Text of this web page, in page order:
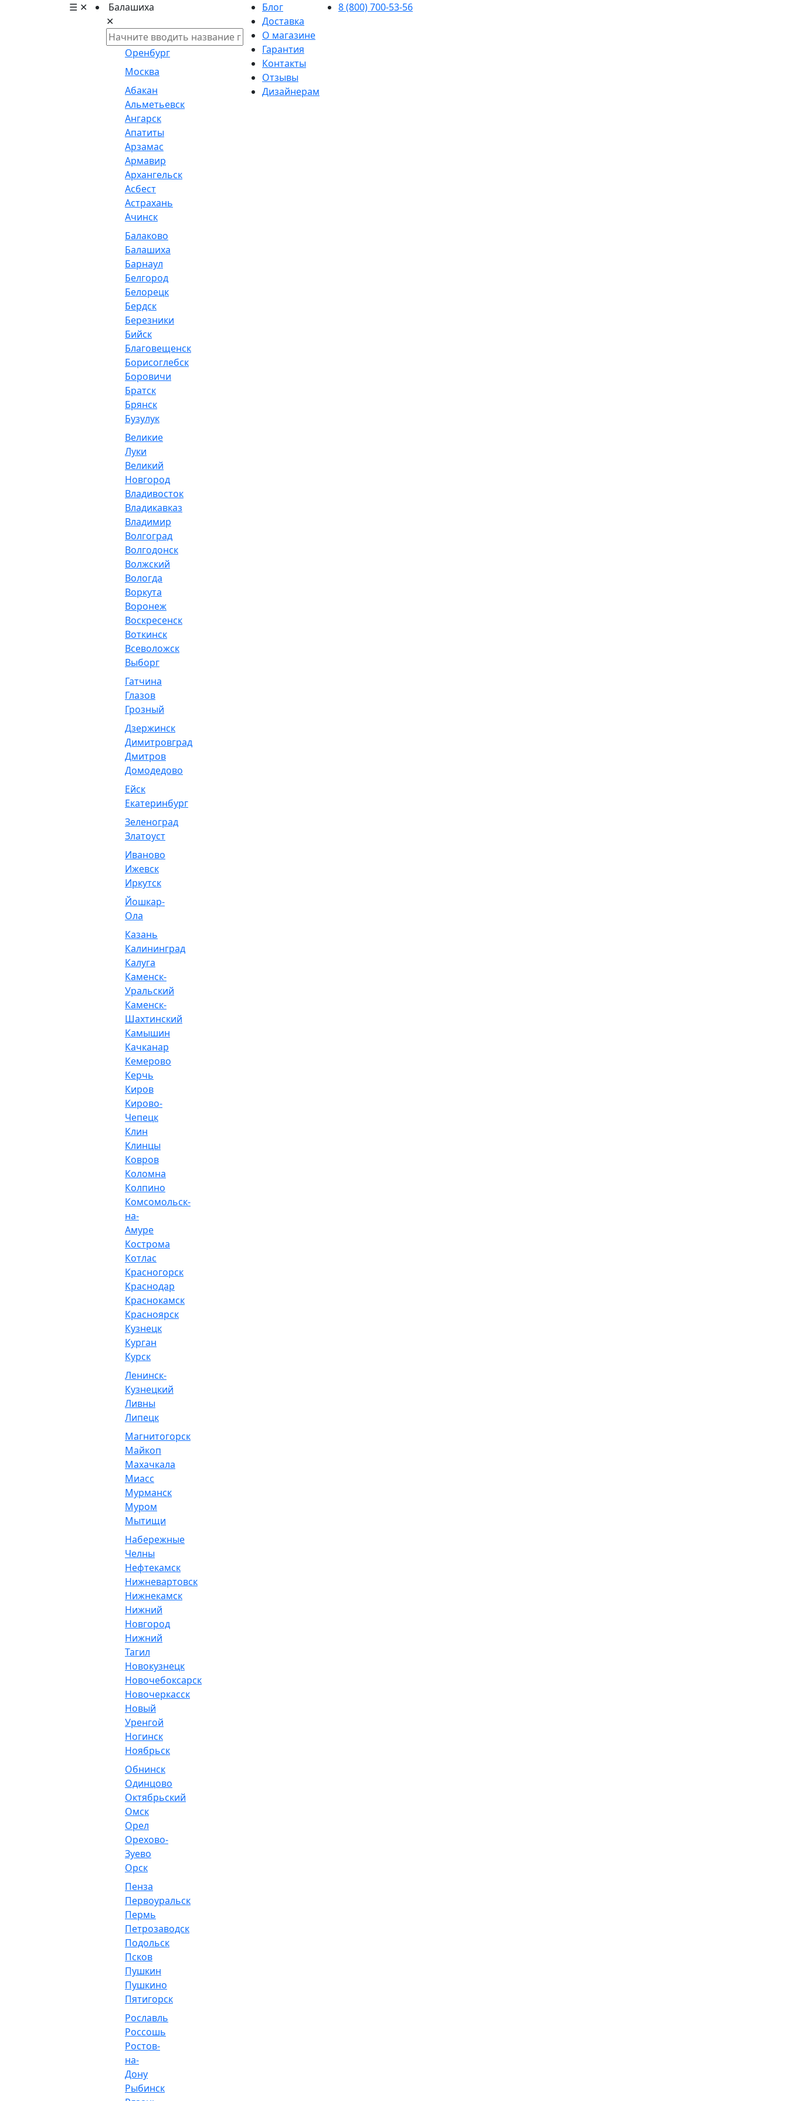
☰ ✕
Балашиха
✕
Оренбург
Москва
Абакан
Альметьевск
Ангарск
Апатиты
Арзамас
Армавир
Архангельск
Асбест
Астрахань
Ачинск
Балаково
Балашиха
Барнаул
Белгород
Белорецк
Бердск
Березники
Бийск
Благовещенск
Борисоглебск
Боровичи
Братск
Брянск
Бузулук
Великие
Луки
Великий
Новгород
Владивосток
Владикавказ
Владимир
Волгоград
Волгодонск
Волжский
Вологда
Воркута
Воронеж
Воскресенск
Воткинск
Всеволожск
Выборг
Гатчина
Глазов
Грозный
Дзержинск
Димитровград
Дмитров
Домодедово
Ейск
Екатеринбург
Зеленоград
Златоуст
Иваново
Ижевск
Иркутск
Йошкар-
Ола
Казань
Калининград
Калуга
Каменск-
Уральский
Каменск-
Шахтинский
Камышин
Качканар
Кемерово
Керчь
Киров
Кирово-
Чепецк
Клин
Клинцы
Ковров
Коломна
Колпино
Комсомольск-
на-
Амуре
Кострома
Котлас
Красногорск
Краснодар
Краснокамск
Красноярск
Кузнецк
Курган
Курск
Ленинск-
Кузнецкий
Ливны
Липецк
Магнитогорск
Майкоп
Махачкала
Миасс
Мурманск
Муром
Мытищи
Набережные
Челны
Нефтекамск
Нижневартовск
Нижнекамск
Нижний
Новгород
Нижний
Тагил
Новокузнецк
Новочебоксарск
Новочеркасск
Новый
Уренгой
Ногинск
Ноябрьск
Обнинск
Одинцово
Октябрьский
Омск
Орел
Орехово-
Зуево
Орск
Пенза
Первоуральск
Пермь
Петрозаводск
Подольск
Псков
Пушкин
Пушкино
Пятигорск
Рославль
Россошь
Ростов-
на-
Дону
Рыбинск
Блог
Доставка
О магазине
Гарантия
Контакты
Отзывы
Дизайнерам
8 (800) 700-53-56